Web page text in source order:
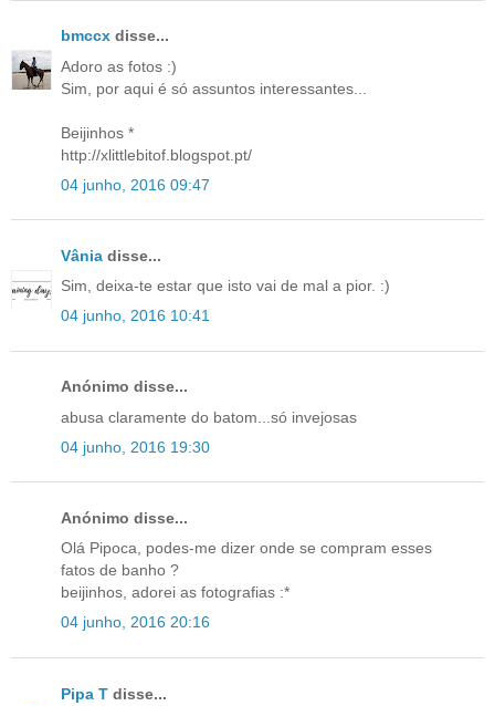
bmccx disse...
Adoro as fotos :)
Sim, por aqui é só assuntos interessantes...
Beijinhos *
http://xlittlebitof.blogspot.pt/
04 junho, 2016 09:47
Vânia disse...
Sim, deixa-te estar que isto vai de mal a pior. :)
04 junho, 2016 10:41
Anónimo disse...
abusa claramente do batom...só invejosas
04 junho, 2016 19:30
Anónimo disse...
Olá Pipoca, podes-me dizer onde se compram esses
fatos de banho ?
beijinhos, adorei as fotografias :*
04 junho, 2016 20:16
Pipa T disse...